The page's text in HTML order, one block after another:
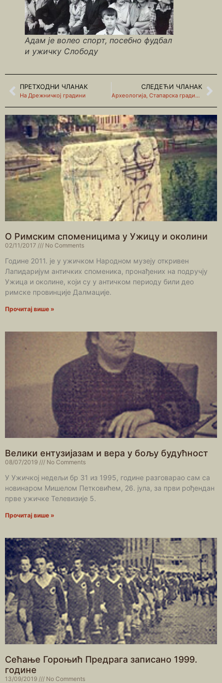
Адам је волео спорт, посебно фудбал
и ужичку Слободу
ПРЕТХОДНИ ЧЛАНАК
На Дрежничкој градини
СЛЕДЕЋИ ЧЛАНАК
Археологија, Стапарска градина и њен последњи чувар
О Римским споменицима у Ужицу и околини
02/11/2017 No Comments
Године 2011. је у ужичком Народном музеју откривен
Лапидаријум античких споменика, пронађених на подручју
Ужица и околине, који су у античком периоду били део
римске провинције Далмације.
Прочитај више »
Велики ентузијазам и вера у бољу будућност
08/07/2019 No Comments
У Ужичкој недељи бр 31 из 1995, године разговарао сам са
новинаром Мишелом Петковићем, 26. јула, за први рођендан
прве ужичке Телевизије 5.
Прочитај више »
Сећање Гороњић Предрага записано 1999.
године
13/09/2019 No Comments